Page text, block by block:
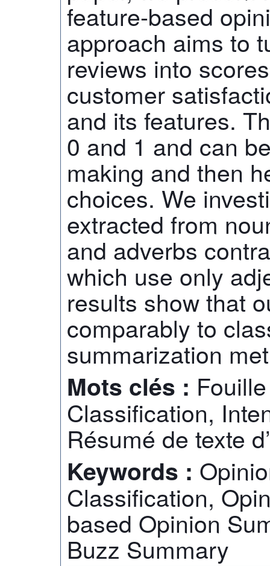
feature-based
approach aims to
reviews into
customer
and its features.
0 and 1 and can
making and then
choices. We
extracted from
and adverbs
which use only
results show that
comparably to
summarization
Mots clés :
Classification,
Résumé de texte
Keywords :
Classification,
based Opinion
Buzz Summary